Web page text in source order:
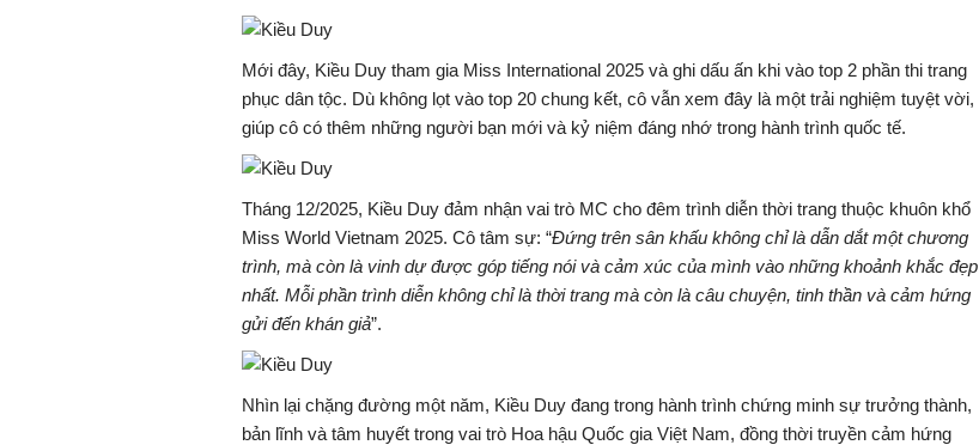
Mới đây, Kiều Duy tham gia Miss International 2025 và ghi dấu ấn khi vào top 2 phần thi trang
phục dân tộc. Dù không lọt vào top 20 chung kết, cô vẫn xem đây là một trải nghiệm tuyệt vời,
giúp cô có thêm những người bạn mới và kỷ niệm đáng nhớ trong hành trình quốc tế.
Tháng 12/2025, Kiều Duy đảm nhận vai trò MC cho đêm trình diễn thời trang thuộc khuôn khổ
Miss World Vietnam 2025. Cô tâm sự: “Đứng trên sân khấu không chỉ là dẫn dắt một chương
trình, mà còn là vinh dự được góp tiếng nói và cảm xúc của mình vào những khoảnh khắc đẹp
nhất. Mỗi phần trình diễn không chỉ là thời trang mà còn là câu chuyện, tinh thần và cảm hứng
gửi đến khán giả”.
Nhìn lại chặng đường một năm, Kiều Duy đang trong hành trình chứng minh sự trưởng thành,
bản lĩnh và tâm huyết trong vai trò Hoa hậu Quốc gia Việt Nam, đồng thời truyền cảm hứng